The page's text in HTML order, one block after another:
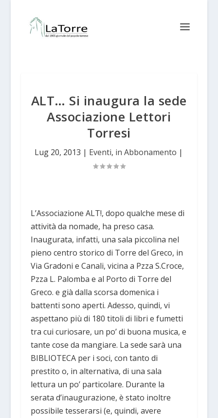
ALT… Si inaugura la sede
Associazione Lettori
Torresi
Lug 20, 2013 | Eventi, in Abbonamento |
L’Associazione ALT!, dopo qualche mese di
attività da nomade, ha preso casa.
Inaugurata, infatti, una sala piccolina nel
pieno centro storico di Torre del Greco, in
Via Gradoni e Canali, vicina a Pzza S.Croce,
Pzza L. Palomba e al Porto di Torre del
Greco. e già dalla scorsa domenica i
battenti sono aperti. Adesso, quindi, vi
aspettano più di 180 titoli di libri e fumetti
tra cui curiosare, un po’ di buona musica, e
tante cose da mangiare. La sede sarà una
BIBLIOTECA per i soci, con tanto di
prestito o, in alternativa, di una sala
lettura un po’ particolare. Durante la
serata d’inaugurazione, è stato inoltre
possibile tesserarsi (e, quindi, avere